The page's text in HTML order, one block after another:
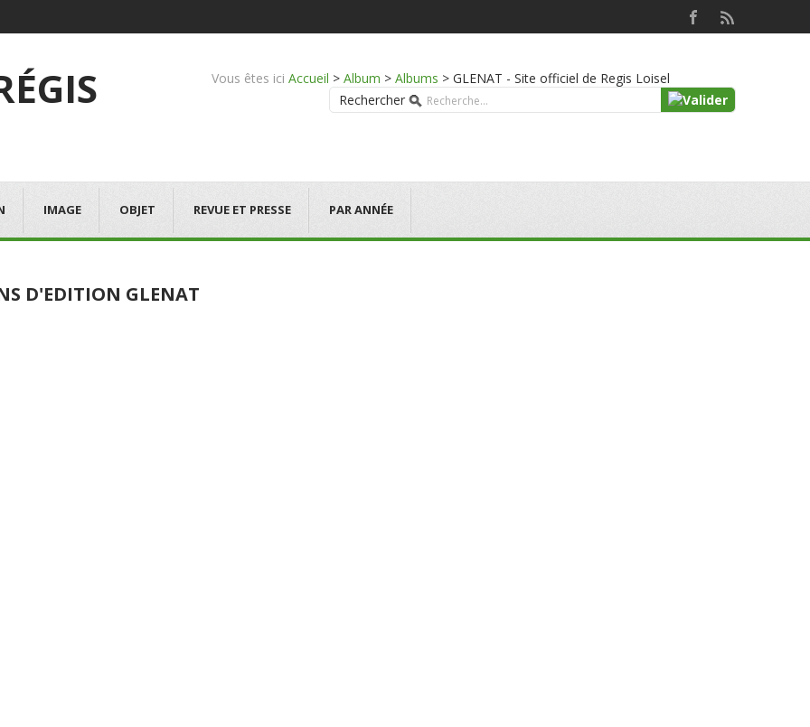
Vous êtes ici Accueil > Album > Albums > GLENAT - Site officiel de Regis Loisel
Rechercher
IMAGE OBJET REVUE ET PRESSE PAR ANNÉE
D'EDITION GLENAT